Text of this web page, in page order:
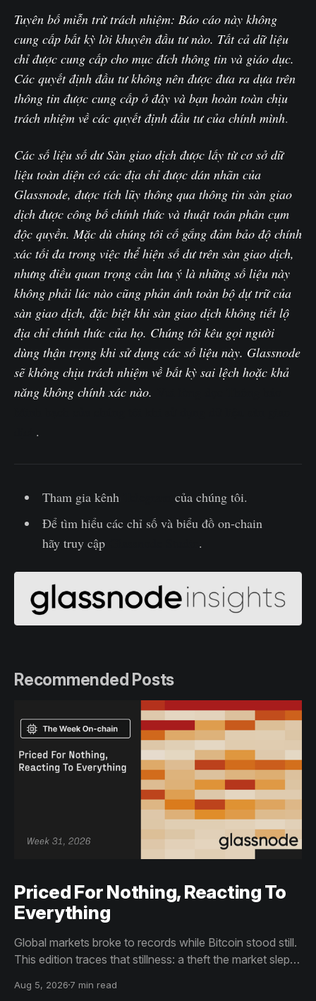
Tuyên bố miễn trừ trách nhiệm: Báo cáo này không
cung cấp bất kỳ lời khuyên đầu tư nào. Tất cả dữ liệu
chỉ được cung cấp cho mục đích thông tin và giáo dục.
Các quyết định đầu tư không nên được đưa ra dựa trên
thông tin được cung cấp ở đây và bạn hoàn toàn chịu
trách nhiệm về các quyết định đầu tư của chính mình.‌
Các số liệu số dư Sàn giao dịch được lấy từ cơ sở dữ
liệu toàn diện có các địa chỉ được dán nhãn của
Glassnode, được tích lũy thông qua thông tin sàn giao
dịch được công bố chính thức và thuật toán phân cụm
độc quyền. Mặc dù chúng tôi cố gắng đảm bảo độ chính
xác tối đa trong việc thể hiện số dư trên sàn giao dịch,
nhưng điều quan trọng cần lưu ý là những số liệu này
không phải lúc nào cũng phản ánh toàn bộ dự trữ của
sàn giao dịch, đặc biệt khi sàn giao dịch không tiết lộ
địa chỉ chính thức của họ. Chúng tôi kêu gọi người
dùng thận trọng khi sử dụng các số liệu này. Glassnode
sẽ không chịu trách nhiệm về bất kỳ sai lệch hoặc khả
năng không chính xác nào.
.
Tham gia kênh
của chúng tôi.
Để tìm hiểu các chỉ số và biểu đồ on-chain
hãy truy cập
.
Recommended Posts
Priced For Nothing, Reacting To
Everything
Global markets broke to records while Bitcoin stood still.
This edition traces that stillness: a theft the market slept
than capitulation, and an options market priced for
Aug 5, 2026 7 min read